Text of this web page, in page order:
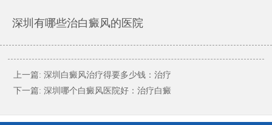
深圳有哪些治白癜风的医院
上一篇: 深圳白癜风治疗得要多少钱：治疗
下一篇: 深圳哪个白癜风医院好：治疗白癜